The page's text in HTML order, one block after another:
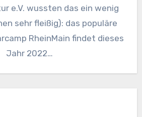
e.V. wussten das ein wenig
sehr fleißig): das populäre
RheinMain findet dieses
Jahr 2022…